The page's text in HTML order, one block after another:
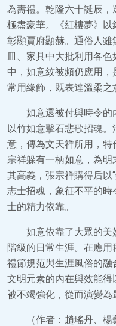
為壽禮。乾隆六十誕辰，
極盡豪華。《紅樓夢》以
彰顯賈府顯赫。通俗人
皿、家具中大批利用各
中，如意紋被頻仍應用
常用緣飾，既表達溫柔之
如意還被付與時令
以竹如意擊石悲歌招魂
意，傳為文天祥所用，
宗祥躲有一柄如意，為
其高義，張宗祥購得后以
志士招魂，象征不平的
士的精力依靠。
如意依靠了大眾的
階級的日常生涯。在應
禮節規范與生涯風俗的
文明元素的內在與效能
被不竭強化，從而演變為
（作者：趙瑤丹、